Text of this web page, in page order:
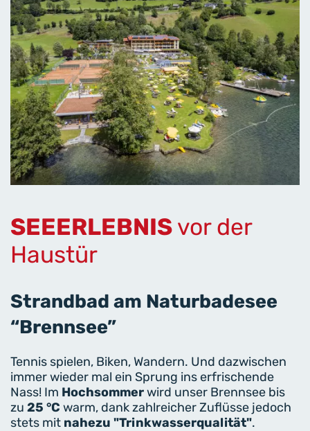
SEEERLEBNIS vor der
Haustür
Strandbad am Naturbadesee
“Brennsee”
Tennis spielen, Biken, Wandern. Und dazwischen
immer wieder mal ein Sprung ins erfrischende
Nass! Im Hochsommerwird unser Brennsee bis
zu 25 °C warm, dank zahlreicher Zuflüsse jedoch
stets mit nahezu "Trinkwasserqualität".